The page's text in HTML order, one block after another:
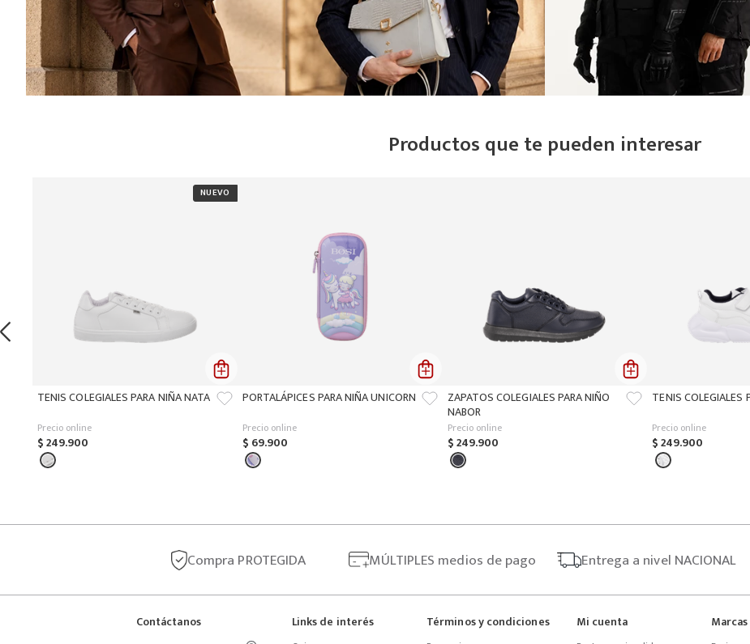
Productos que te pueden interesar
TENIS COLEGIALES PARA NIÑA NATA
Precio online
$249.900
PORTALÁPICES PARA NIÑA UNICORN
Precio online
$ 69.900
ZAPATOS COLEGIALES PARA NIÑO
NABOR
Precio online
$249.900
TENIS COLEGIALES
Precio online
$249.900
Compra PROTEGIDA MÚLTIPLES medios de pago Entrega a nivel NACIONAL
Contáctanos
Links de interés Términos y condiciones Mi cuenta Marcas